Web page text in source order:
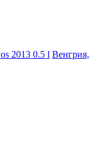
2013 0.5 l Венгрия,